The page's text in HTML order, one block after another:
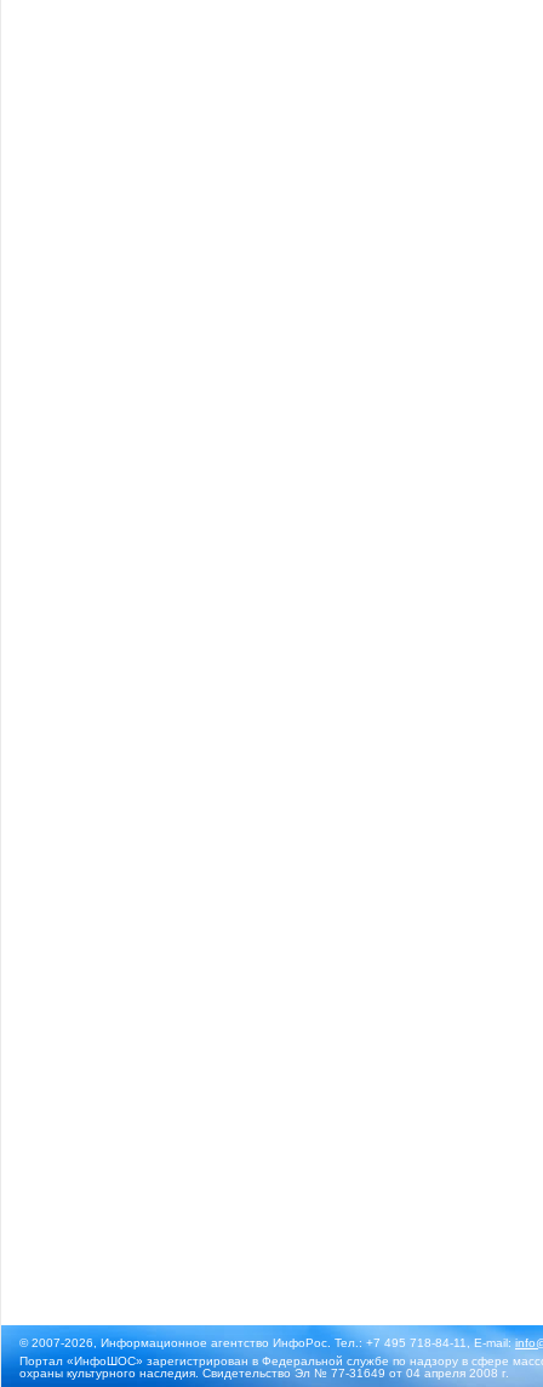
© 2007-2026, Информационное агентство ИнфоРос. Тел.: +7 495 718-84-11, E-mail:
Портал «ИнфоШОС» зарегистрирован в Федеральной службе по надзору в сфере
охраны культурного наследия. Свидетельство Эл № 77-31649 от 04 апреля 2008 г.